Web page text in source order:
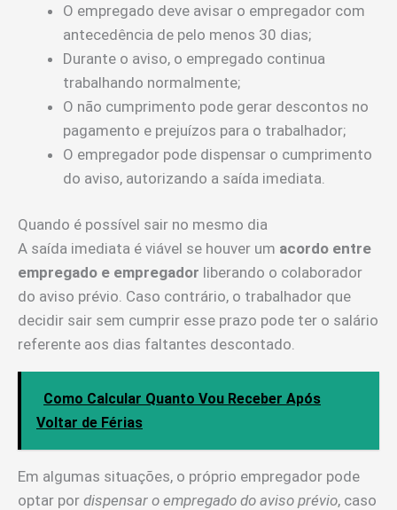
O empregado deve avisar o empregador com
antecedência de pelo menos 30 dias;
Durante o aviso, o empregado continua
trabalhando normalmente;
O não cumprimento pode gerar descontos no
pagamento e prejuízos para o trabalhador;
O empregador pode dispensar o cumprimento
do aviso, autorizando a saída imediata.
Quando é possível sair no mesmo dia
A saída imediata é viável se houver um acordo entre
empregado e empregador liberando o colaborador
do aviso prévio. Caso contrário, o trabalhador que
decidir sair sem cumprir esse prazo pode ter o salário
referente aos dias faltantes descontado.
Como Calcular Quanto Vou Receber Após
Voltar de Férias
Em algumas situações, o próprio empregador pode
optar por dispensar o empregado do aviso prévio, caso